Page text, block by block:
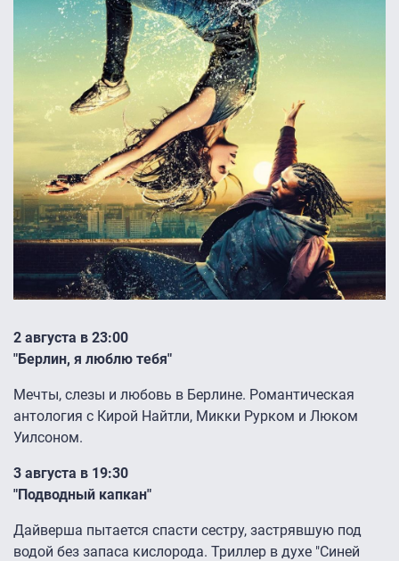
2 августа в 23:00
"Берлин, я люблю тебя"
Мечты, слезы и любовь в Берлине. Романтическая
антология с Кирой Найтли, Микки Рурком и Люком
Уилсоном.
3 августа в 19:30
"Подводный капкан"
Дайверша пытается спасти сестру, застрявшую под
водой без запаса кислорода. Триллер в духе "Синей